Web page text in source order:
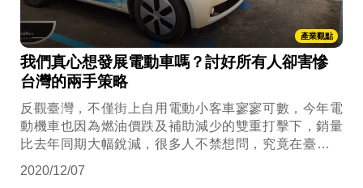
產業觀點
我們真心想發展電動車嗎？討好所有人卻害慘
台灣的兩手策略
反觀臺灣，不僅街上自用電動小客車寥寥可數，今年電
動機車也因為燃油價跌及補助減少的雙重打擊下，銷量
比去年同期大幅銳減，很多人不禁想問，究竟在臺灣，
隊，進軍國際市場？
2020/12/07